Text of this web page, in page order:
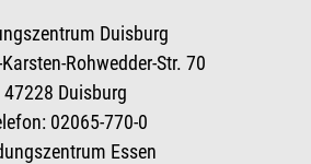
Duisburg
Karsten-Rohwedder-Str. 70
47228 Duisburg
02065-770-0
Essen